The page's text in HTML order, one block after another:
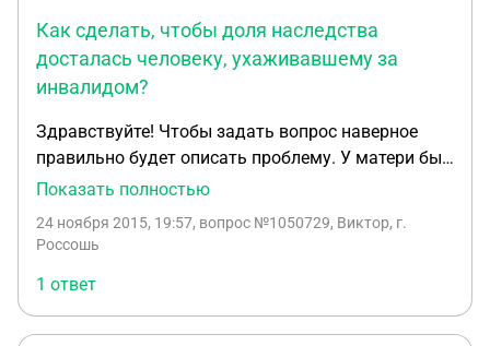
Как сделать, чтобы доля наследства
досталась человеку, ухаживавшему за
инвалидом?
Здравствуйте! Чтобы задать вопрос наверное
правильно будет описать проблему. У матери был
сын. В 2012 году сын на мотоцикле попадает в
группа. От 1 брака у сына имеется дочь. Мать
года до аварии сын получает 1 комнатную
квартиру по программе расселения ветхого
жилья. С 2011 года сын сожительствует с
Показать полностью
24 ноября 2015, 19:57, вопрос №1050729, Виктор, г.
Россошь
1 ответ